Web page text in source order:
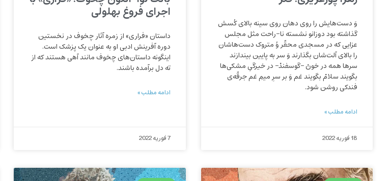
وَ دست‌هایش را روی دهان روی سینه بالای کُسش
گذاشته بود دوزانو نشسته نا-راحت مثل مجلس
عزایی که در مسجدی محقّر وُ متروک دست‌هاشان
را بالای آلت‌شان بگذارند وَ سر به پایین بیندازند
سرها همه در خونْ –گوسفندْ– در خیرگیِ مشکی‌ها
بگویند سلامْ بگویند غم وَ بر سرِ میمِ غم جرقّه‌ی
فندکی روشن شود.
ادامه مطلب »
18 فوریه 2022
اجرای فروغ بهلولی
داستان «فراری» از زمره آثار چخوف در نخستین
دوره آفرینش ادبی او به عنوان یک پزشک است.
اینگونه داستان‌های چخوف مانند آهی هستند که از
ته دل برآمده باشند.
ادامه مطلب »
7 فوریه 2022